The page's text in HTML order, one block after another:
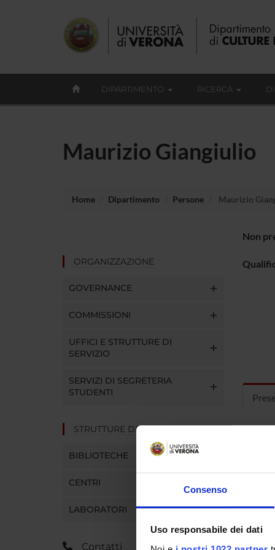
Consenso
Uso responsabile dei dati
DIPARTIMENTO RICERCA
Maurizio Giangiulio
Home Dipartimento Persone Maurizio
ORGANIZZAZIONE
GOVERNANCE
COMMISSIONI
UFFICI E STRUTTURE DI
SERVIZIO
SERVIZI DI SEGRETERIA
STUDENTI
STRUTTURE DEL DIPARTIMENTO
BIBLIOTECHE
CENTRI
LABORATORI
Contatti
Non
Per